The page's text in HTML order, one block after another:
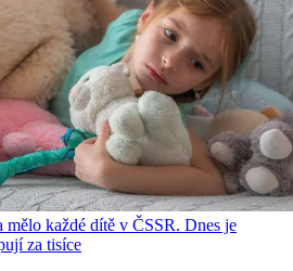
mělo každé dítě v ČSSR. Dnes je
za tisíce